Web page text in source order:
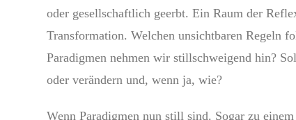
oder gesellschaftlich geerbt. Ein Raum der
Transformation. Welchen unsichtbaren Regeln
Paradigmen nehmen wir stillschweigend hin?
oder verändern und, wenn ja, wie?
Wenn Paradigmen nun still sind. Sogar zu